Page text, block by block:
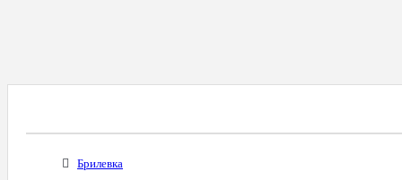
Брилевка